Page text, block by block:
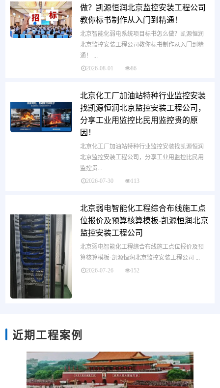
做？凯源恒润北京监控安装工程公司
教你标书制作从入门到精通！
北京智能化弱电系统项目标书怎么做？凯源恒润
北京监控安装工程公司教你标书制作从入门到精
通！ ...
2026-08-01 86
北京化工厂加油站特种行业监控安装
找凯源恒润北京监控安装工程公司，
分享工业用监控比民用监控贵的原
因！
北京化工厂加油站特种行业监控安装找凯源恒润
北京监控安装工程公司，分享工业用监控比民用
监控贵...
2026-07-30 113
北京弱电智能化工程综合布线施工点
位报价及预算核算模板-凯源恒润北京
监控安装工程公司
北京弱电智能化工程综合布线施工点位报价及预
算核算模板-凯源恒润北京监控安装工程公司 ...
2026-07-26 152
近期工程案例